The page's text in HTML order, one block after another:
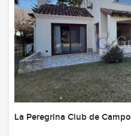
La Peregrina Club de Campo